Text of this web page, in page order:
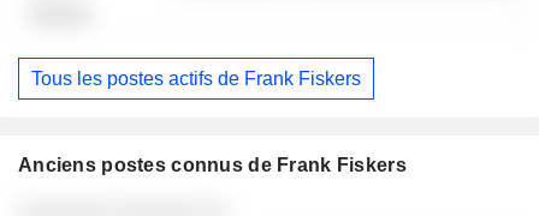
Tous les postes actifs de Frank Fiskers
Anciens postes connus de Frank Fiskers